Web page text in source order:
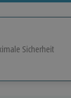
Sicherheit